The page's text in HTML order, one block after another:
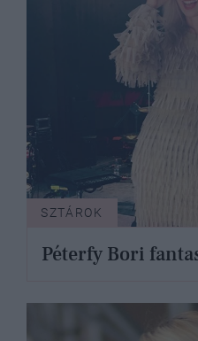
SZTÁROK
Péterfy Bori